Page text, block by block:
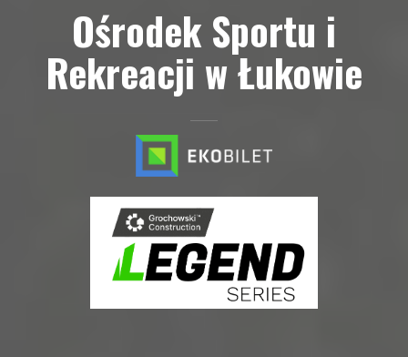
Ośrodek Sportu i
Rekreacji w Łukowie